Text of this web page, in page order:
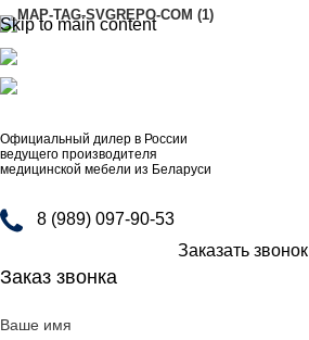
Skip to main content
Официальный дилер в России
ведущего производителя
медицинской мебели из Беларуси
8 (989) 097-90-53
Заказать звонок
Заказ звонка
Ваше имя